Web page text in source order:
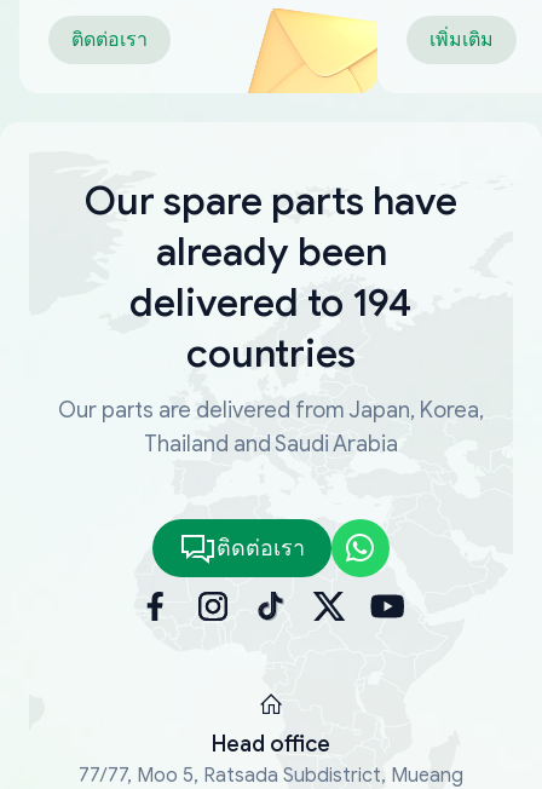
ติดต่อเรา เพิ่มเติม
Our spare parts have
already been
delivered to 194
countries
Our parts are delivered from Japan, Korea,
Thailand and Saudi Arabia
ติดต่อเรา
Head office
77/77, Moo 5, Ratsada Subdistrict, Mueang